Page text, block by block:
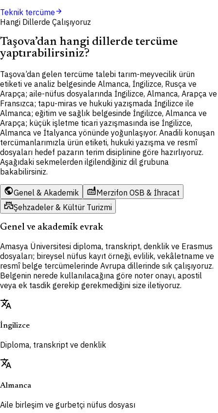
Teknik tercümearrow_forward
Hangi Dillerde Çalışıyoruz
Taşova’dan hangi dillerde tercüme
yaptırabilirsiniz?
Taşova’dan gelen tercüme talebi tarım-meyvecilik ürün
etiketi ve analiz belgesinde Almanca, İngilizce, Rusça ve
Arapça; aile-nüfus dosyalarında İngilizce, Almanca, Arapça ve
Fransızca; tapu-miras ve hukuki yazışmada İngilizce ile
Almanca; eğitim ve sağlık belgesinde İngilizce, Almanca ve
Arapça; küçük işletme ticari yazışmasında ise İngilizce,
Almanca ve İtalyanca yönünde yoğunlaşıyor. Anadili konuşan
tercümanlarımızla ürün etiketi, hukuki yazışma ve resmî
dosyaları hedef pazarın terim disiplinine göre hazırlıyoruz.
Aşağıdaki sekmelerden ilgilendiğiniz dil grubuna
bakabilirsiniz.
publicGenel & Akademik factoryMerzifon OSB & İhracat
castleŞehzadeler & Kültür Turizmi
Genel ve akademik evrak
Amasya Üniversitesi diploma, transkript, denklik ve Erasmus
dosyaları; bireysel nüfus kayıt örneği, evlilik, vekâletname ve
resmî belge tercümelerinde Avrupa dillerinde sık çalışıyoruz.
Belgenin nerede kullanılacağına göre noter onayı, apostil
veya ek tasdik gerekip gerekmediğini size iletiyoruz.
translate
İngilizce
Diploma, transkript ve denklik
translate
Almanca
Aile birleşim ve gurbetçi nüfus dosyası